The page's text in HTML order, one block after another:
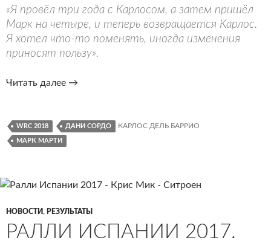
«Я провёл три года с Карлосом, а затем пришёл
Марк на четыре, и теперь возвращается Карлос.
Я хотел что-то поменять, иногда изменения
приносят пользу».
Читать далее WRC
меняет
→
WRC 2018 ДАНИ СОРДО КАРЛОС ДЕЛЬ БАРРИО
МАРК МАРТИ
НОВОСТИ, РЕЗУЛЬТАТЫ
РАЛЛИ ИСПАНИИ 2017.